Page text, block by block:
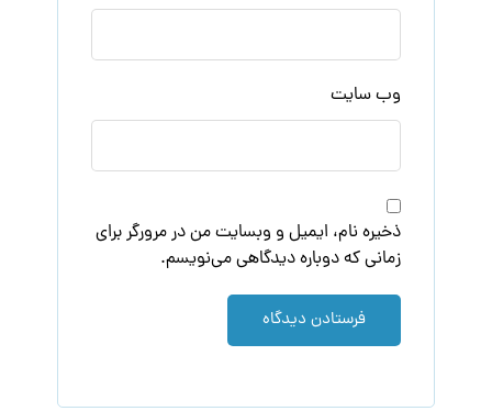
وب‌ سایت
ذخیره نام، ایمیل و وبسایت من در مرورگر برای
زمانی که دوباره دیدگاهی می‌نویسم.
فرستادن دیدگاه